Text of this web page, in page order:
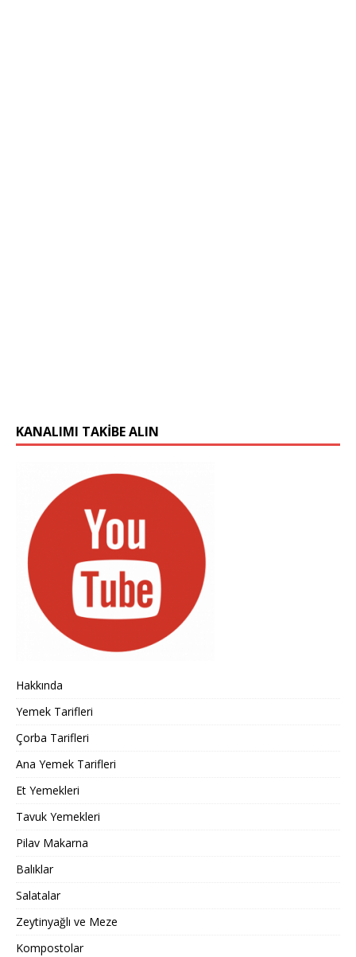
KANALIMI TAKIBE ALIN
Hakkında
Yemek Tarifleri
Çorba Tarifleri
Ana Yemek Tarifleri
Et Yemekleri
Tavuk Yemekleri
Pilav Makarna
Balıklar
Salatalar
Zeytinyağlı ve Meze
Kompostolar